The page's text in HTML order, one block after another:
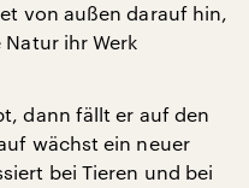
von außen darauf hin,
ihr Werk
dann fällt er auf den
wächst ein neuer
bei Tieren und bei